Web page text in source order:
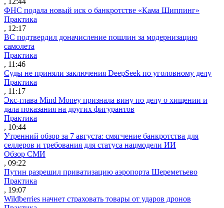
ФНС подала новый иск о банкротстве «Кама Шиппинг»
Практика
, 12:17
ВС подтвердил доначисление пошлин за модернизацию
самолета
Практика
, 11:46
Суды не приняли заключения DeepSeek по уголовному делу
Практика
, 11:17
Экс-глава Mind Money признала вину по делу о хищении и
дала показания на других фигурантов
Практика
, 10:44
Утренний обзор за 7 августа: смягчение банкротства для
селлеров и требования для статуса нацмодели ИИ
Обзор СМИ
, 09:22
Путин разрешил приватизацию аэропорта Шереметьево
Практика
, 19:07
Wildberries начнет страховать товары от ударов дронов